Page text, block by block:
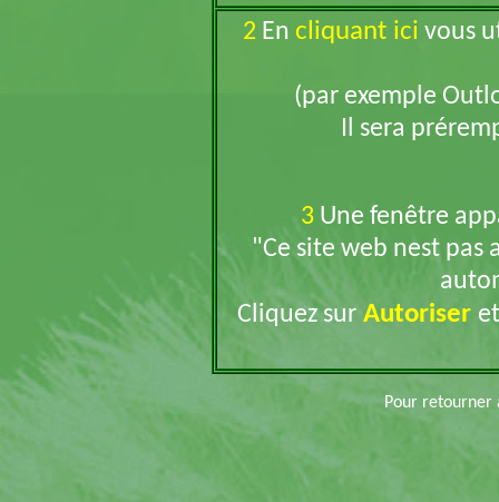
2En cliquant ici vous
(par exemple
Il sera
3Une fenêtre
"Ce site web nest pas
Cliquez sur Autoriser
Pour retourner